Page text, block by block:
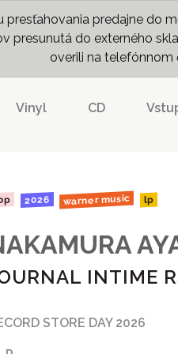
presťahovania predajne do
presunutá do externého
overili na telefónnom
Vinyl CD
2026 warner music lp
INTIME
STORE DAY 2026